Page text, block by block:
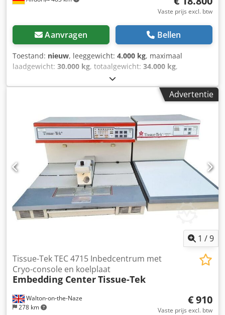
Vaste prijs excl. btw
Aanvragen Bellen
Toestand: nieuw, leeggewicht: 4.000 kg, maximaal
laadgewicht: 30.000 kg, totaalgewicht: 34.000 kg,
34.000 kg
mm, totale breedte:2.000 mm, Bouwjaar:2026,
Draagvermogen 30.000 kg op 60% van het laadvlak
Afmeting 5000 x 2000 x ca. 850 mm Banden 559 x 300
massief Sturing vooras met draaikrans Naloopas vast
Transportvloer van verzonken en geschroefd 40 mm
fijnspar Gespoten in RAL 2000 Trekdissel met 40 mm trek-
oog en valbeveiliging, tevens in hoogte verstelbaar
Dubbelwerkend blokkeerpunt Credoiwlw Repfx Alwsf Aan
iedere langszijde 4 opgelaste steunen voor ladingzekering
Advertentie
1 /9
Walton-on-the-Naze
278 km
Tissue-Tek TEC 4715 Inbedcentrum met
Cryo-console en koelplaat
Embedding CenterTissue-Tek
€ 910
Vaste prijs excl. btw